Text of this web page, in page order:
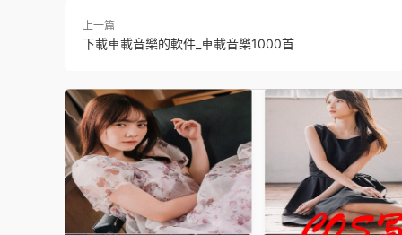
上一篇
下載車載音樂的軟件_車載音樂1000首